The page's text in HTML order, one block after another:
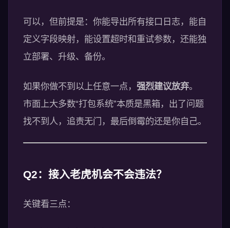
可以，但前提是：你能导出所有接口日志，能自
定义字段映射，能设置超时和重试参数，还能独
立部署、升级、备份。
如果你做不到以上任意一点， 强烈建议放弃。
市面上大多数“打包系统”本质是黑箱，出了问题
找不到人，追责无门，最后倒霉的还是你自己。
Q2：接入老虎机会不会违法？
关键看三点：